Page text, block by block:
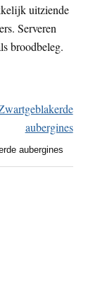
uitziende
Serveren
broodbeleg.
aubergines